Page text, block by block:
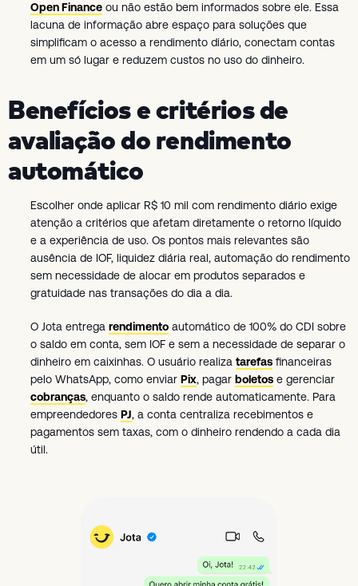
Open Finance ou não estão bem informados sobre ele. Essa
lacuna de informação abre espaço para soluções que
simplificam o acesso a rendimento diário, conectam contas
em um só lugar e reduzem custos no uso do dinheiro.
Benefícios e critérios de
avaliação do rendimento
automático
Escolher onde aplicar R$ 10 mil com rendimento diário exige
atenção a critérios que afetam diretamente o retorno líquido
e a experiência de uso. Os pontos mais relevantes são
ausência de IOF, liquidez diária real, automação do rendimento
sem necessidade de alocar em produtos separados e
gratuidade nas transações do dia a dia.
O Jota entrega rendimento automático de 100% do CDI sobre
o saldo em conta, sem IOF e sem a necessidade de separar o
dinheiro em caixinhas. O usuário realiza tarefas financeiras
pelo WhatsApp, como enviar Pix, pagar boletos e gerenciar
cobranças, enquanto o saldo rende automaticamente. Para
empreendedores PJ, a conta centraliza recebimentos e
pagamentos sem taxas, com o dinheiro rendendo a cada dia
útil.